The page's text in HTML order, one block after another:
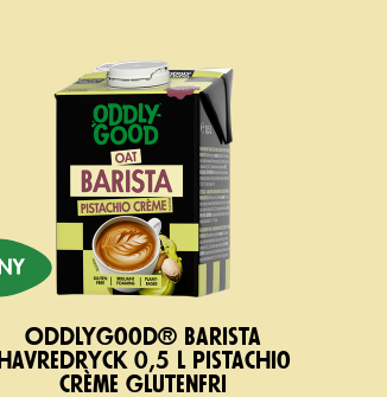
Oddlygood® Barista
havredryck 0,5 l pistachio
crème glutenfri